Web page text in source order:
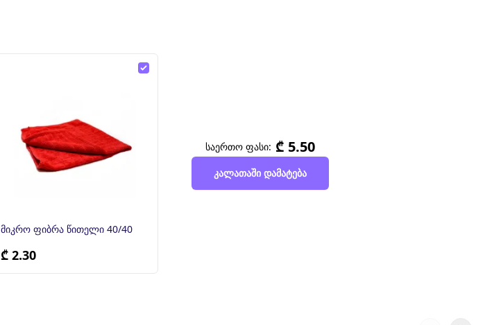
მიკრო ფიბრა წითელი 40/40
₾ 2.30
საერთო ფასი: ₾ 5.50
კალათაში დამატება